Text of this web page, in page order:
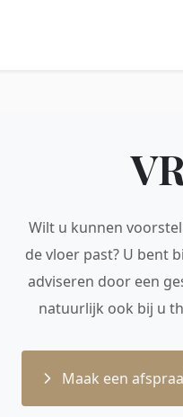
Wilt u kunnen
de vloer past? U bent
adviseren door een
natuurlijk ook bij u
Maak een